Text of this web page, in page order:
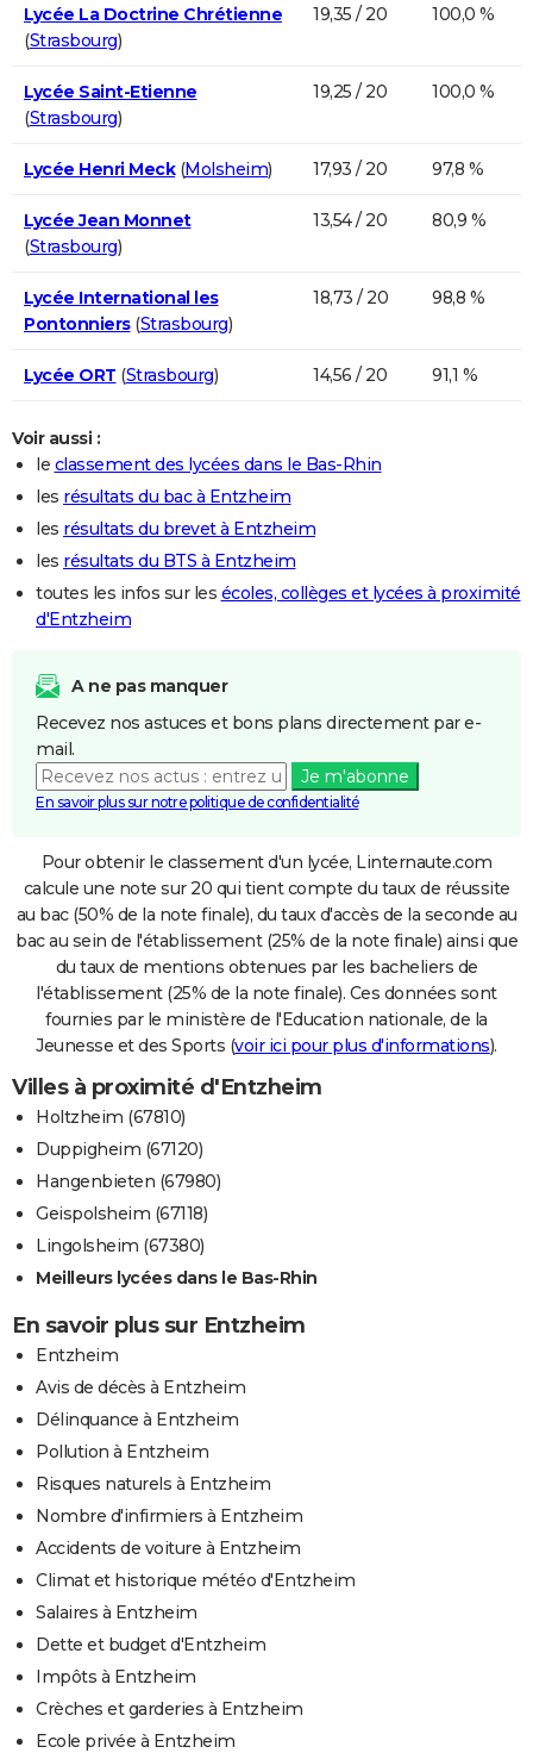
Lycée La Doctrine Chrétienne
(Strasbourg)
19,35 / 20 100,0 %
Lycée Saint-Etienne
(Strasbourg)
19,25 / 20 100,0 %
Lycée Henri Meck(Molsheim) 17,93 / 20 97,8 %
Lycée Jean Monnet
(Strasbourg)
13,54 / 20 80,9 %
Lycée International les
Pontonniers(Strasbourg)
18,73 / 20 98,8 %
Lycée ORT (Strasbourg) 14,56 / 20 91,1 %
Voir aussi :
le classement des lycées dans le Bas-Rhin
les résultats du bac à Entzheim
les résultats du brevet à Entzheim
les résultats du BTS à Entzheim
toutes les infos sur les écoles, collèges et lycées à proximité
d'Entzheim
A ne pas manquer
Recevez nos astuces et bons plans directement par e-
mail.
Je m'abonne
En savoir plus sur notre politique de confidentialité
Pour obtenir le classement d'un lycée, Linternaute.com
calcule une note sur 20 qui tient compte du taux de réussite
au bac (50% de la note finale), du taux d'accès de la seconde au
bac au sein de l'établissement (25% de la note finale) ainsi que
du taux de mentions obtenues par les bacheliers de
l'établissement (25% de la note finale). Ces données sont
fournies par le ministère de l'Education nationale, de la
Jeunesse et des Sports (voir ici pour plus d'informations).
Villes à proximité d'Entzheim
Holtzheim (67810)
Duppigheim (67120)
Hangenbieten (67980)
Geispolsheim (67118)
Lingolsheim (67380)
Meilleurs lycées dans le Bas-Rhin
En savoir plus sur Entzheim
Entzheim
Avis de décès à Entzheim
Délinquance à Entzheim
Pollution à Entzheim
Risques naturels à Entzheim
Nombre d'infirmiers à Entzheim
Accidents de voiture à Entzheim
Climat et historique météo d'Entzheim
Salaires à Entzheim
Dette et budget d'Entzheim
Impôts à Entzheim
Crèches et garderies à Entzheim
Ecole privée à Entzheim